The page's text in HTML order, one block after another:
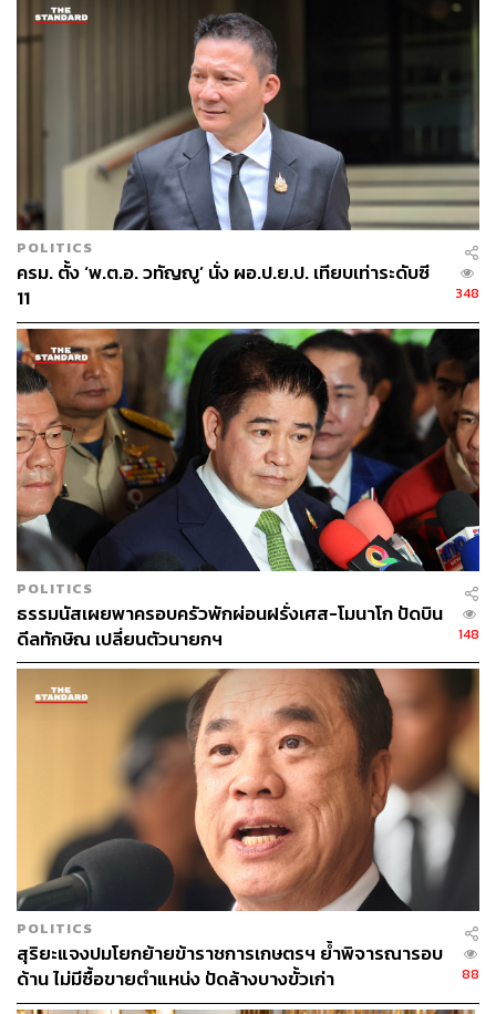
POLITICS
ครม. ตั้ง ‘พ.ต.อ. วทัญญู’ นั่ง ผอ.ป.ย.ป. เทียบเท่าระดับซี
11
348
POLITICS
ธรรมนัสเผยพาครอบครัวพักผ่อนฝรั่งเศส-โมนาโก ปัดบิน
ดีลทักษิณ เปลี่ยนตัวนายกฯ
148
POLITICS
สุริยะแจงปมโยกย้ายข้าราชการเกษตรฯ ย้ำพิจารณารอบ
ด้าน ไม่มีซื้อขายตำแหน่ง ปัดล้างบางขั้วเก่า
88